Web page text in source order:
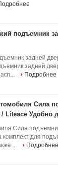
подъемник
задней
задней
Подробнее
Сила
Liteace Удобно
Сила
комплект для
...
Подробнее